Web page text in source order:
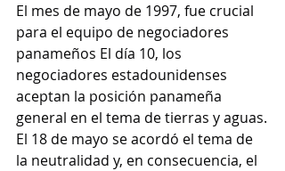
El mes de mayo de 1997, fue crucial
para el equipo de negociadores
panameños El día 10, los
negociadores estadounidenses
aceptan la posición panameña
general en el tema de tierras y aguas.
El 18 de mayo se acordó el tema de
la neutralidad y, en consecuencia, el